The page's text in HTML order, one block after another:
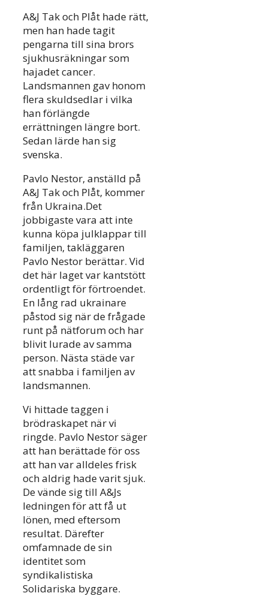
A&J Tak och Plåt hade rätt,
men han hade tagit
pengarna till sina brors
sjukhusräkningar som
hajadet cancer.
Landsmannen gav honom
flera skuldsedlar i vilka
han förlängde
errättningen längre bort.
Sedan lärde han sig
svenska.
Pavlo Nestor, anställd på
A&J Tak och Plåt, kommer
från Ukraina.Det
jobbigaste vara att inte
kunna köpa julklappar till
familjen, takläggaren
Pavlo Nestor berättar. Vid
det här laget var kantstött
ordentligt för förtroendet.
En lång rad ukrainare
påstod sig när de frågade
runt på nätforum och har
blivit lurade av samma
person. Nästa städe var
att snabba i familjen av
landsmannen.
Vi hittade taggen i
brödraskapet när vi
ringde. Pavlo Nestor säger
att han berättade för oss
att han var alldeles frisk
och aldrig hade varit sjuk.
De vände sig till A&Js
ledningen för att få ut
lönen, med eftersom
resultat. Därefter
omfamnade de sin
identitet som
syndikalistiska
Solidariska byggare.